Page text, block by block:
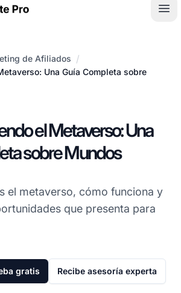
de Afiliados /
Una Guía Completa sobre
el Metaverso: Una
sobre Mundos
el metaverso, cómo funciona y
que presenta para
gratis Recibe asesoría experta